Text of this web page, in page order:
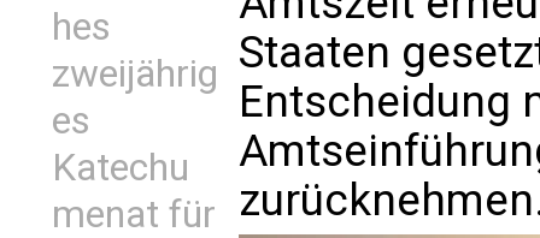
hes
zweijährig
es
Katechu
menat für
Staaten
Entscheidung